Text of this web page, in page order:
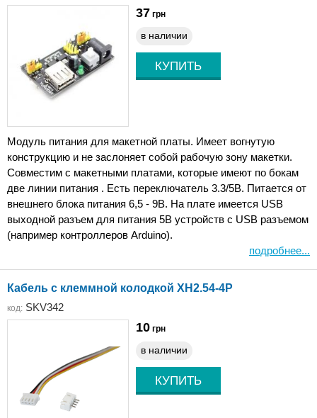
37 грн
в наличии
Модуль питания для макетной платы. Имеет вогнутую
конструкцию и не заслоняет собой рабочую зону макетки.
Совместим с макетными платами, которые имеют по бокам
две линии питания . Есть переключатель 3.3/5В. Питается от
внешнего блока питания 6,5 - 9В. На плате имеется USB
выходной разъем для питания 5В устройств с USB разъемом
(например контроллеров Arduino).
подробнее...
Кабель с клеммной колодкой XH2.54-4P
код: SKV342
10 грн
в наличии